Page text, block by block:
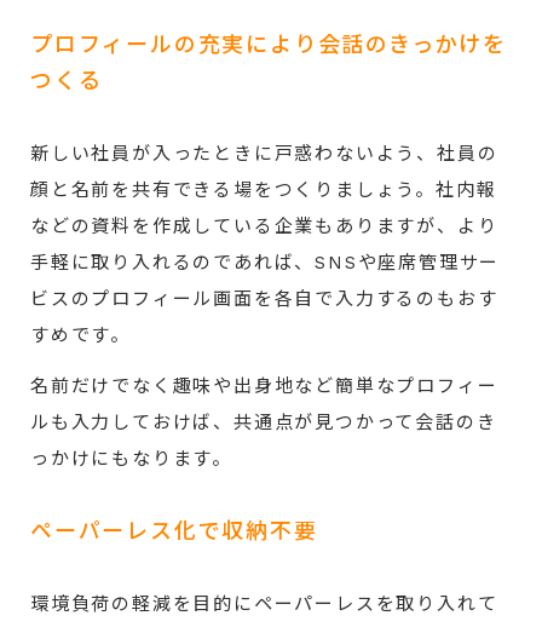
プロフィールの充実により会話のきっかけを
つくる
新しい社員が入ったときに戸惑わないよう、社員の
顔と名前を共有できる場をつくりましょう。社内報
などの資料を作成している企業もありますが、より
手軽に取り入れるのであれば、SNSや座席管理サー
ビスのプロフィール画面を各自で入力するのもおす
すめです。
名前だけでなく趣味や出身地など簡単なプロフィー
ルも入力しておけば、共通点が見つかって会話のき
っかけにもなります。
ペーパーレス化で収納不要
環境負荷の軽減を目的にペーパーレスを取り入れて